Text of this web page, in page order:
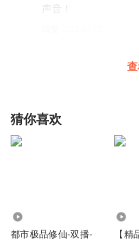
声音！
猜你喜欢
都市极品修仙-双播-
【